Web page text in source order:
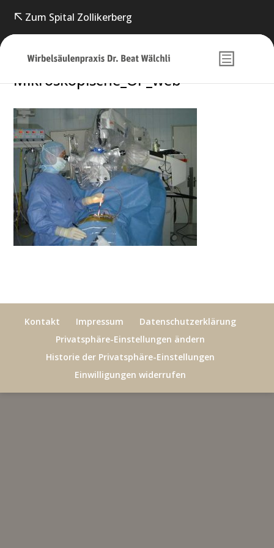
Zum Spital Zollikerberg
Mikroskopische_OP_web
Kontakt Impressum
Datenschutzerklärung
Privatsphäre-Einstellungen ändern
Historie der Privatsphäre-Einstellungen
Einwilligungen widerrufen